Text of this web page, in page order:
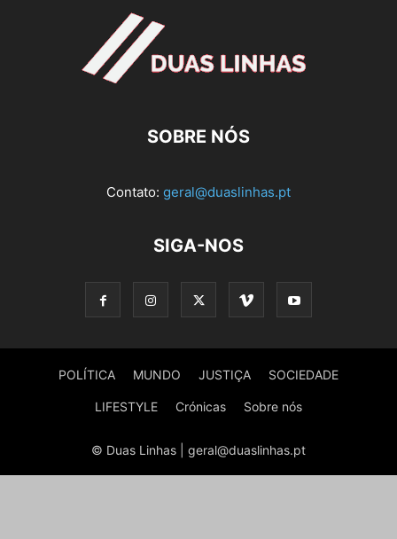
SOBRE NÓS
Contato: geral@duaslinhas.pt
SIGA-NOS
POLÍTICA MUNDO JUSTIÇA SOCIEDADE
LIFESTYLE Crónicas Sobre nós
© Duas Linhas | geral@duaslinhas.pt